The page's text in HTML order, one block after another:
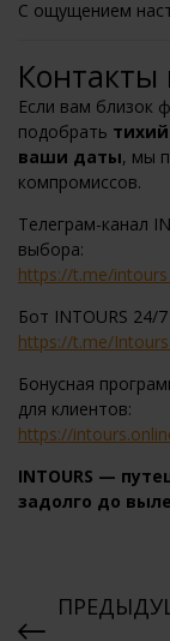
С ощущением
Если вам близок
подобрать
ваши даты, мы
компромиссов.
Телеграм-канал
выбора:
https://t.me/
Бот INTOURS 24/
https://t.me/
Бонусная
для клиентов:
https://
INTOURS —
задолго до